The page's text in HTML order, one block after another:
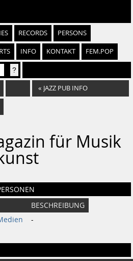
RECORDS PERSONS
INFO KONTAKT FEM.POP
« JAZZ PUB INFO
für Musik
BESCHREIBUNG
-